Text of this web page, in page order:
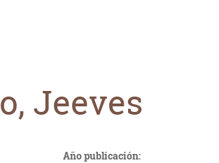
Jeeves
Año publicación: